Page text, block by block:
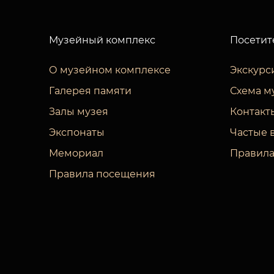
Музейный комплекс
О музейном комплексе
Галерея памяти
Залы музея
Экспонаты
Мемориал
Правила посещения
Схема
Частые